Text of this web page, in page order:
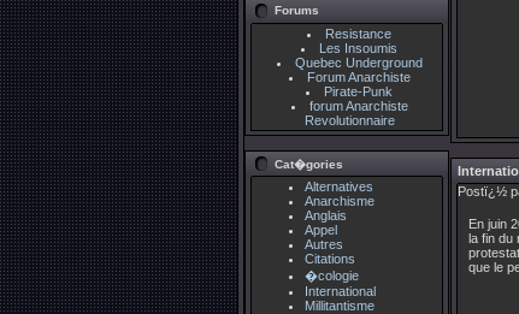
Forums
Resistance
Les Insoumis
Quebec Underground
Forum Anarchiste
Pirate-Punk
forum Anarchiste
Revolutionnaire
Cat�gories
Alternatives
Anarchisme
Anglais
Appel
Autres
Citations
�cologie
International
Millitantisme
Postï¿½
En juin
la fin du
que le